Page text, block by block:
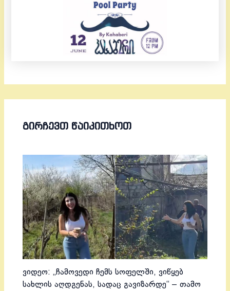
ᲒᲘᲠᲩᲔᲕᲗ ᲬᲐᲘᲙᲘᲗᲮᲝᲗ
ვიდეო: „ჩამოვედი ჩემს სოფელში, ვიწყებ
სახლის აღდგენას, სადაც გავიზარდე“ – თამო